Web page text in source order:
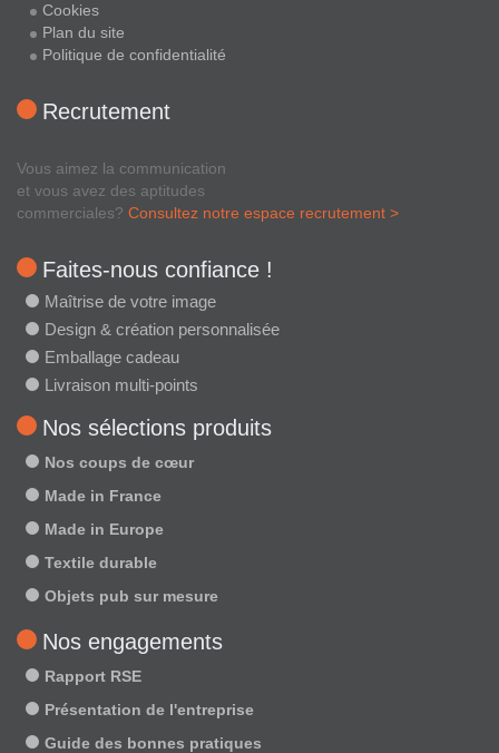
Cookies
Plan du site
Politique de confidentialité
Recrutement
Vous aimez la communication
et vous avez des aptitudes
commerciales? Consultez notre espace recrutement >
Faites-nous confiance !
Maîtrise de votre image
Design & création personnalisée
Emballage cadeau
Livraison multi-points
Nos sélections produits
Nos coups de cœur
Made in France
Made in Europe
Textile durable
Objets pub sur mesure
Nos engagements
Rapport RSE
Présentation de l'entreprise
Guide des bonnes pratiques